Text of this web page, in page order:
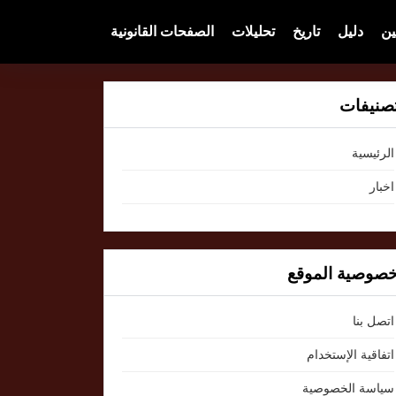
دليل تاريخ تحليلات الصفحات القانونية
الرئيسية
اخبار
الموقع
اتصل بنا
اتفاقية الإستخدام
سياسة الخصوصية